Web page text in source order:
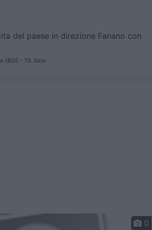
del paese in direzione Fanano con
(BO) - 15.5km
0